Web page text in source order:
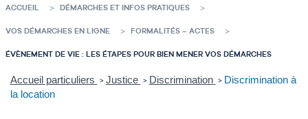
ACCUEIL DÉMARCHES ET INFOS PRATIQUES
VOS DÉMARCHES EN LIGNE FORMALITÉS – ACTES
ÉVÈNEMENT DE VIE : LES ÉTAPES POUR BIEN MENER VOS DÉMARCHES
Accueil particuliers > Justice > Discrimination > Discrimination à
la location